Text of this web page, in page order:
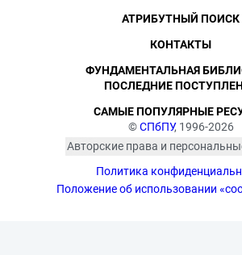
©СПбПУ, 1996-2026
Авторские права и
изображённых лиц в
с требованиями
Политика
Положение об использовании
АТРИБУТНЫЙ ПОИСК
КОНТАКТЫ
ФУНДАМЕНТАЛЬНАЯ
ПОСЛЕДНИЕ
САМЫЕ ПОПУЛЯРНЫЕ